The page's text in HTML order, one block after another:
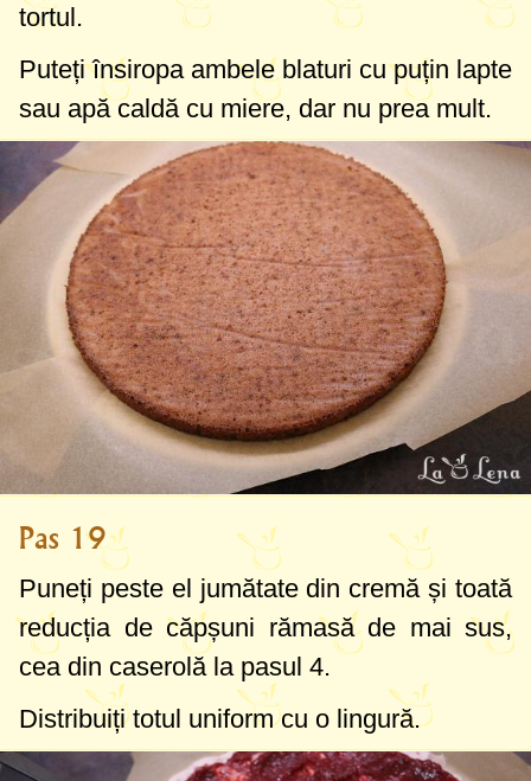
tortul.
Puteți însiropa ambele blaturi cu puțin lapte
sau apă caldă cu miere, dar nu prea mult.
Pas 19
Puneți peste el jumătate din cremă și toată
reducția de căpșuni rămasă de mai sus,
cea din caserolă la pasul 4.
Distribuiți totul uniform cu o lingură.